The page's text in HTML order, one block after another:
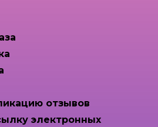
отзывов
электронных